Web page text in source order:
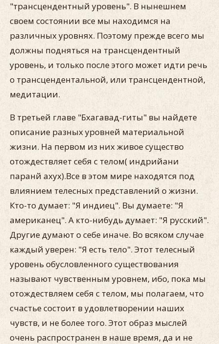
"трансцендентный уровень". В нынешнем
своем состоянии все мы находимся на
различных уровнях. Поэтому прежде всего мы
должны подняться на трансцендентный
уровень, и только после этого может идти речь
о трансцендентальной, или трансцендентной,
медитации.
В третьей главе "Бхагавад-гиты" вы найдете
описание разных уровней материальной
жизни. На первом из них живое существо
отождествляет себя с телом( индрийани
паранй ахух).Все в этом мире находятся под
влиянием телесных представлений о жизни.
Кто-то думает: "Я индиец". Вы думаете: "Я
американец". А кто-нибудь думает: "Я русский".
Другие думают о себе иначе. Во всяком случае
каждый уверен: "Я есть тело". Этот телесный
уровень обусловленного существования
называют чувственным уровнем, ибо, пока мы
отождествляем себя с телом, мы полагаем, что
счастье состоит в удовлетворении наших
чувств, и не более того. Этот образ мыслей
очень распространен в наше время, да и не